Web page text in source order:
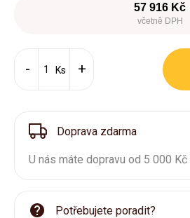
57 916 Kč
včetně DPH
Ks
Doprava zdarma
U nás máte dopravu od 5 000 Kč
Potřebujete poradit?